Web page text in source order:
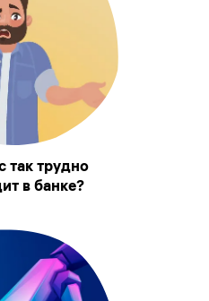
так трудно
в банке?